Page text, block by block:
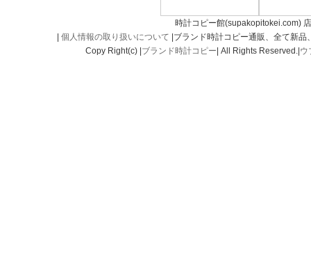
時計コピー館(supakopitokei.com)
個人情報の取り扱いについて |ブランド時計コピー通販、全て新
Copy Right(c) | ブランド時計コピー | All Rights Reserved.| ウ